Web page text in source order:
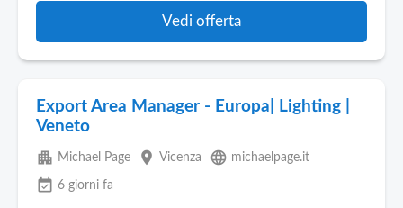
Vedi offerta
Export Area Manager - Europa| Lighting |
Veneto
apartment Michael Page place Vicenza language michaelpage.it
event_available 6 giorni fa